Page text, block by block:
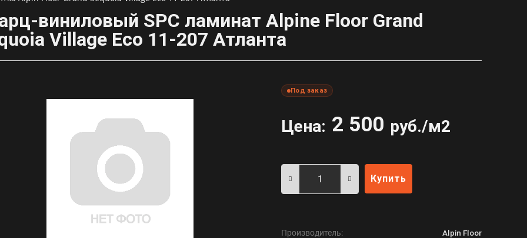
виниловый SPC ламинат Alpine Floor Grand
Village Eco 11-207 Атланта
Под заказ
Цена: 2 500 руб./м2
Купить
Производитель: Alpin Floor